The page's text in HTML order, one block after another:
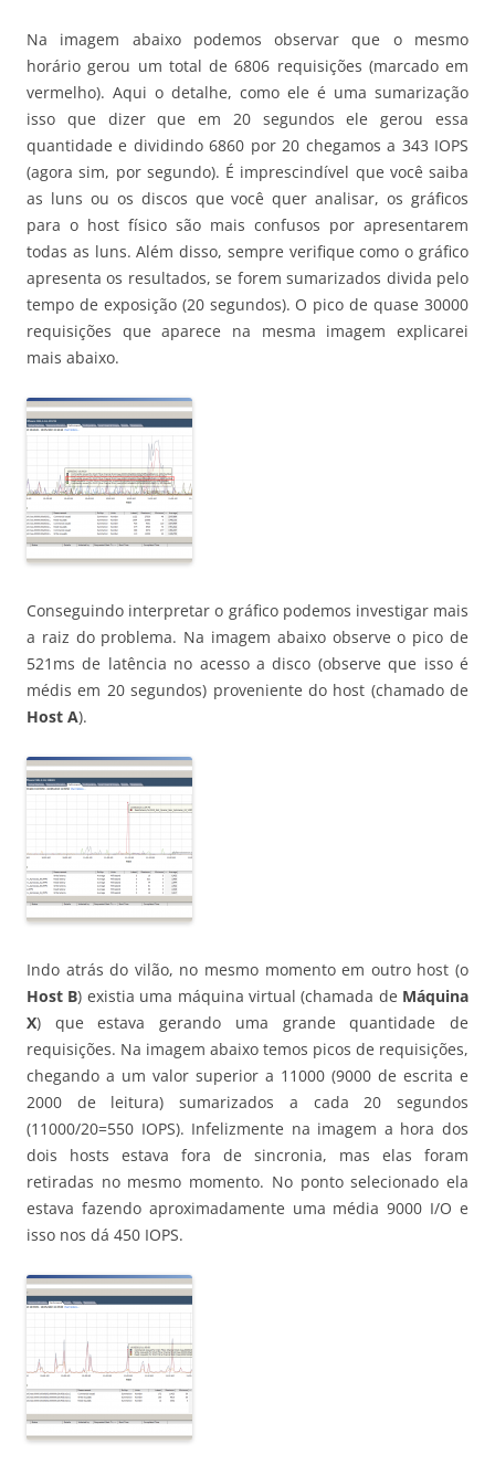
Na imagem abaixo podemos observar que o mesmo
horário gerou um total de 6806 requisições (marcado em
vermelho). Aqui o detalhe, como ele é uma sumarização
isso que dizer que em 20 segundos ele gerou essa
quantidade e dividindo 6860 por 20 chegamos a 343 IOPS
(agora sim, por segundo). É imprescindível que você saiba
as luns ou os discos que você quer analisar, os gráficos
para o host físico são mais confusos por apresentarem
todas as luns. Além disso, sempre verifique como o gráfico
apresenta os resultados, se forem sumarizados divida pelo
tempo de exposição (20 segundos). O pico de quase 30000
requisições que aparece na mesma imagem explicarei
mais abaixo.
Conseguindo interpretar o gráfico podemos investigar mais
a raiz do problema. Na imagem abaixo observe o pico de
521ms de latência no acesso a disco (observe que isso é
médis em 20 segundos) proveniente do host (chamado de
Host A).
Indo atrás do vilão, no mesmo momento em outro host (o
Host B) existia uma máquina virtual (chamada de Máquina
X) que estava gerando uma grande quantidade de
requisições. Na imagem abaixo temos picos de requisições,
chegando a um valor superior a 11000 (9000 de escrita e
2000 de leitura) sumarizados a cada 20 segundos
(11000/20=550 IOPS). Infelizmente na imagem a hora dos
dois hosts estava fora de sincronia, mas elas foram
retiradas no mesmo momento. No ponto selecionado ela
estava fazendo aproximadamente uma média 9000 I/O e
isso nos dá 450 IOPS.